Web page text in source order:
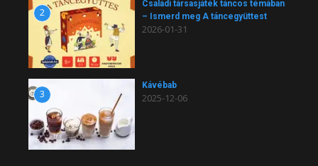
2
Családi társasjáték táncos témában
– Ismerd meg A táncegyüttest
2026-01-31
3
Kávébab
2025-12-06